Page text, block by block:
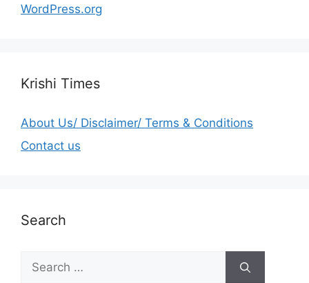
WordPress.org
Krishi Times
About Us/ Disclaimer/ Terms & Conditions
Contact us
Search